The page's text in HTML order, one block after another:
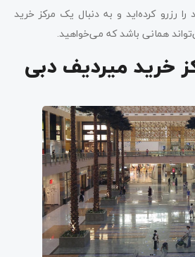
را رزرو کرده‌اید و به دنبال یک مرکز خرید
همانی باشد که می‌خواهید.
خرید میردیف دبی